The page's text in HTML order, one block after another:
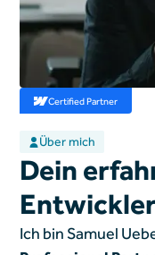
Über mich
Dein
Ich bin Samuel
Certified Partner